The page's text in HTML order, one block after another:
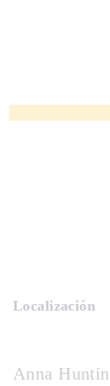
Localización
Anna